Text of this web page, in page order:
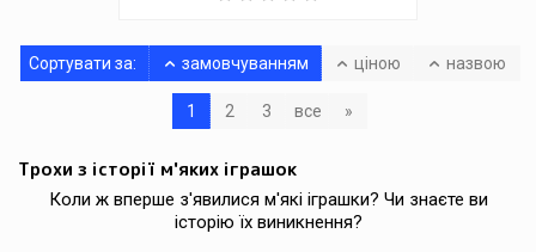
Сортувати за: замовчуванням ціною назвою
1 2 3 все »
Трохи з історії м'яких іграшок
Коли ж вперше з'явилися м'які іграшки? Чи знаєте ви
історію їх виникнення?